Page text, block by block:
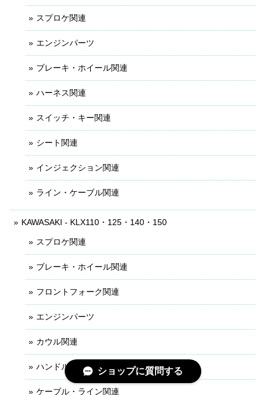
スプロケ関連
エンジンパーツ
ブレーキ・ホイール関連
ハーネス関連
スイッチ・キー関連
シート関連
インジェクション関連
ライン・ケーブル関連
KAWASAKI - KLX110・125・140・150
スプロケ関連
ブレーキ・ホイール関連
フロントフォーク関連
エンジンパーツ
カウル関連
ハンドル・レバー関連
ケーブル・ライン関連
ショップに質問する